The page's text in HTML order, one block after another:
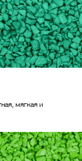
мягкая и